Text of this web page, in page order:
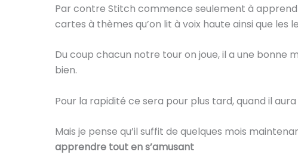
Par contre Stitch commence seulement à
cartes à thèmes qu’on lit à voix haute ainsi que les
Du coup chacun notre tour on joue, il a une bonne
bien.
Pour la rapidité ce sera pour plus tard, quand il
Mais je pense qu’il suffit de quelques mois
apprendre tout en s’amusant